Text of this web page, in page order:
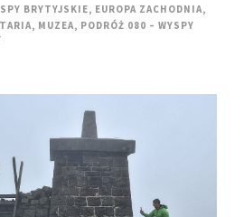
BRYTYJSKIE, EUROPA ZACHODNIA,
, MUZEA, PODRÓŻ 080 – WYSPY